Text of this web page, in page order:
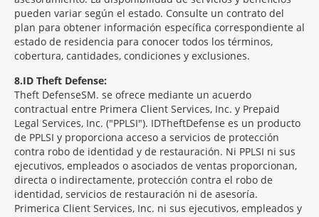
pueden variar según el estado. Consulte un contrato del
plan para obtener información específica correspondiente al
estado de residencia para conocer todos los términos,
cobertura, cantidades, condiciones y exclusiones.
8 ID Theft Defense:
Theft DefenseSM se ofrece mediante un acuerdo
contractual entre Primera Client Services, Inc. y Prepaid
Legal Services, Inc. ("PPLSI"). IDTheftDefense es un producto
de PPLSI y proporciona acceso a servicios de protección
contra robo de identidad y de restauración. Ni PPLSI ni sus
ejecutivos, empleados o asociados de ventas proporcionan,
directa o indirectamente, protección contra el robo de
identidad, servicios de restauración ni de asesoría.
Primerica Client Services, Inc. ni sus ejecutivos, empleados y